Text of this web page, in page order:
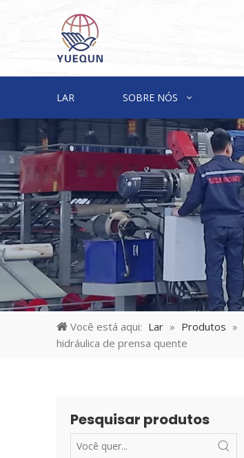
LAR SOBRE NÓS
Você está aqui: Lar » Produtos »
hidráulica de prensa quente
Pesquisar produtos